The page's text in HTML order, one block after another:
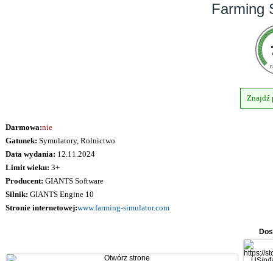
Farming
Znajdź
Darmowa:nie
Gatunek: Symulatory, Rolnictwo
Data wydania: 12.11.2024
Limit wieku: 3+
Producent: GIANTS Software
Silnik: GIANTS Engine 10
Stronie internetowej:www.farming-simulator.com